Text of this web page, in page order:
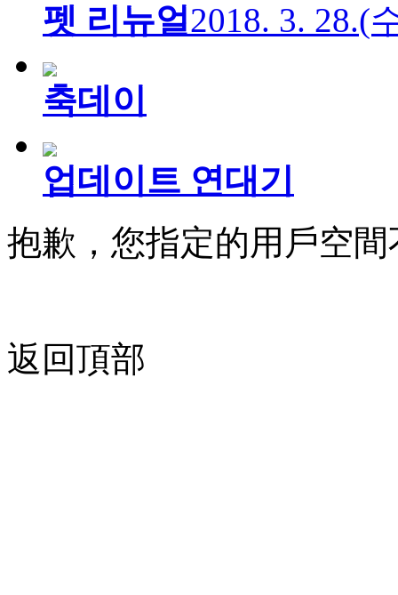
펫 리뉴얼2018. 3. 28.(
축데이
업데이트 연대기
抱歉，您指定的用戶空間
返回頂部